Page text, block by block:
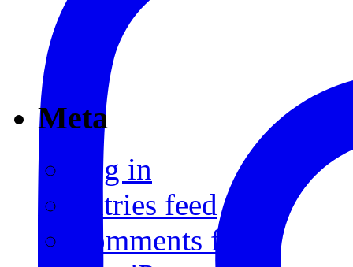
Meta
Log in
Entries feed
Comments feed